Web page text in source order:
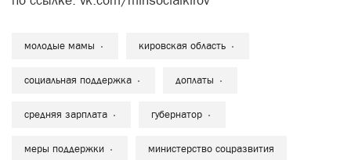
молодые мамы кировская область
социальная поддержка доплаты
средняя зарплата губернатор
меры поддержки министерство соцразвития